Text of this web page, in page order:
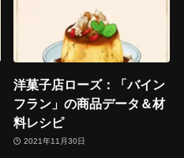
洋菓子店ローズ：「バイン
フラン」の商品データ＆材
料レシピ
2021年11月30日